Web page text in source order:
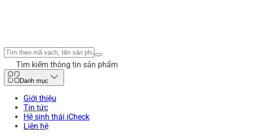
Tìm kiếm thông tin sản phẩm
Danh mục
Giới thiệu
Tin tức
Hệ sinh thái iCheck
Liên hệ